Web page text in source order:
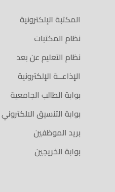
المكتبة الإلكترونية
نظام المكتبات
نظام التعليم عن بعد
الإذاعــة الإلكترونية
بوابة الطالب الجامعية
بوابة التنسيق الالكتروني
بريد الموظفين
بوابة الخريجين